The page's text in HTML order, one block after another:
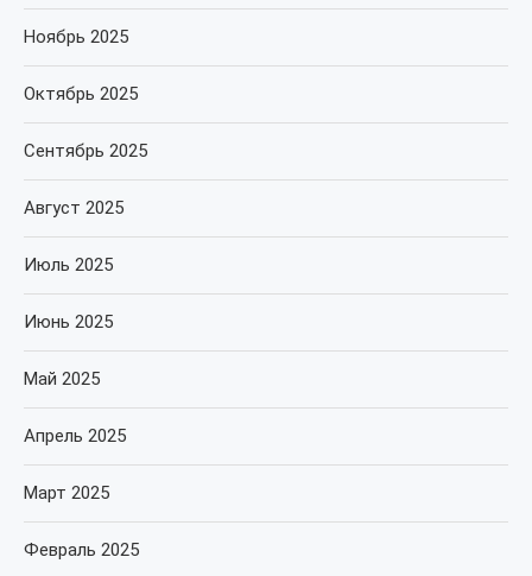
Ноябрь 2025
Октябрь 2025
Сентябрь 2025
Август 2025
Июль 2025
Июнь 2025
Май 2025
Апрель 2025
Март 2025
Февраль 2025